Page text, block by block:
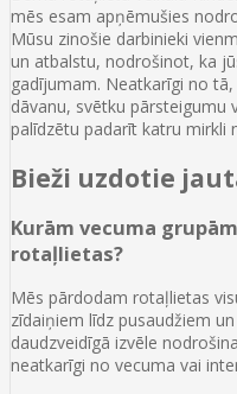
mēs esam apņēmušies
Mūsu zinošie darbinieki
un atbalstu, nodrošinot, ka
gadījumam. Neatkarīgi no
dāvanu, svētku pārsteigumu
palīdzētu padarīt katru mirkli
Bieži uzdotie
Kurām vecuma
rotaļlietas?
Mēs pārdodam rotaļlietas
zīdaiņiem līdz pusaudžiem
daudzveidīgā izvēle
neatkarīgi no vecuma vai